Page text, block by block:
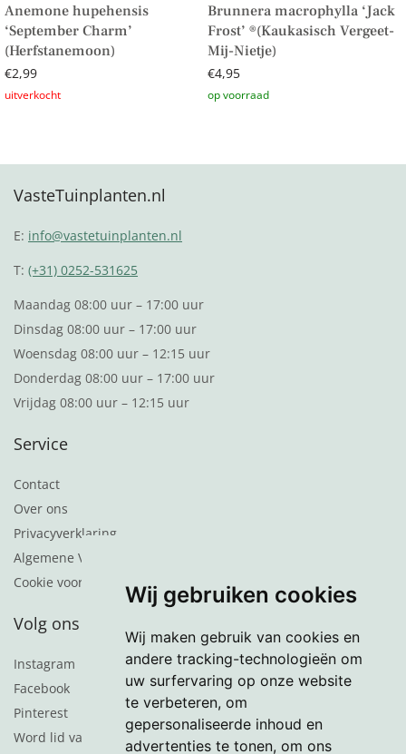
Wij gebruiken cookies
Wij maken gebruik van cookies en
andere tracking-technologieën om
uw surfervaring op onze website
te verbeteren, om
gepersonaliseerde inhoud en
advertenties te tonen, om ons
Anemone hupehensis
‘September Charm’
(Herfstanemoon)
€2,99
Brunnera macrophylla ‘Jack
Frost’ ®(Kaukasisch Vergeet-
Mij-Nietje)
€4,95
VasteTuinplanten.nl
E: info@vastetuinplanten.nl
T:(+31) 0252-531625
Maandag 08:00 uur – 17:00 uur
Dinsdag 08:00 uur – 17:00 uur
Woensdag 08:00 uur – 12:15 uur
Donderdag 08:00 uur – 17:00 uur
Vrijdag 08:00 uur – 12:15 uur
Service
Contact
Over ons
Privacyverklaring
Algemene Voorwaarden
Cookie voorkeuren
Volg ons
Instagram
Facebook
Pinterest
Word lid van de nieuwsbrief